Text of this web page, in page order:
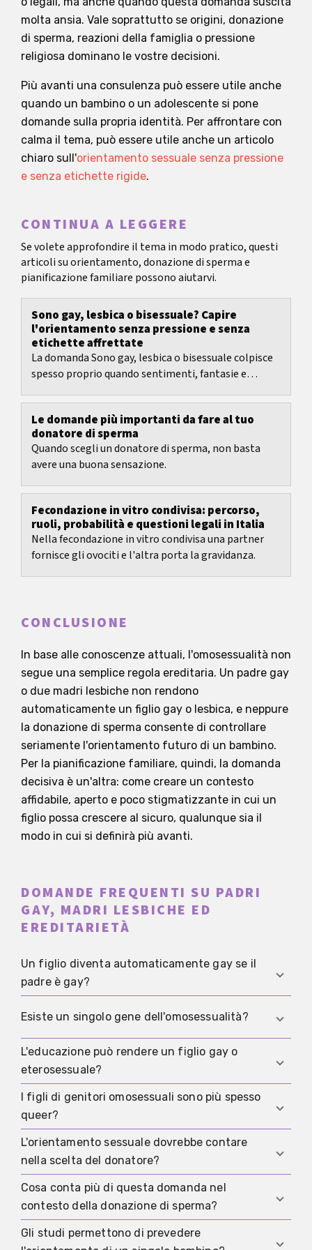
molta ansia. Vale soprattutto se origini, donazione
di sperma, reazioni della famiglia o pressione
religiosa dominano le vostre decisioni.
Più avanti una consulenza può essere utile anche
quando un bambino o un adolescente si pone
domande sulla propria identità. Per affrontare con
calma il tema, può essere utile anche un articolo
chiaro sull'orientamento sessuale senza pressione
e senza etichette rigide.
CONTINUA A LEGGERE
Se volete approfondire il tema in modo pratico, questi
articoli su orientamento, donazione di sperma e
pianificazione familiare possono aiutarvi.
Sono gay, lesbica o bisessuale? Capire
l'orientamento senza pressione e senza
etichette affrettate
La domanda Sono gay, lesbica o bisessuale colpisce
spesso proprio quando sentimenti, fantasie e
Le domande più importanti da fare al tuo
donatore di sperma
Quando scegli un donatore di sperma, non basta
avere una buona sensazione.
Fecondazione in vitro condivisa: percorso,
ruoli, probabilità e questioni legali in Italia
Nella fecondazione in vitro condivisa una partner
fornisce gli ovociti e l'altra porta la gravidanza.
CONCLUSIONE
In base alle conoscenze attuali, l'omosessualità non
segue una semplice regola ereditaria. Un padre gay
o due madri lesbiche non rendono
automaticamente un figlio gay o lesbica, e neppure
la donazione di sperma consente di controllare
seriamente l'orientamento futuro di un bambino.
Per la pianificazione familiare, quindi, la domanda
decisiva è un'altra: come creare un contesto
affidabile, aperto e poco stigmatizzante in cui un
figlio possa crescere al sicuro, qualunque sia il
modo in cui si definirà più avanti.
DOMANDE FREQUENTI SU PADRI
GAY, MADRI LESBICHE ED
EREDITARIETÀ
Un figlio diventa automaticamente gay se il
padre è gay?
No. L'orientamento sessuale di un genitore non è
di un figlio.
Esiste un singolo gene dell'omosessualità?
No. La ricerca descrive molti piccoli contributi
genetici, ma non un singolo gene che fissi
l'orientamento.
L'educazione può rendere un figlio gay o
eterosessuale?
Secondo le conoscenze attuali, no. I genitori
influenzano sicurezza relazionale, valori e modo
di affrontare la diversità, ma non l'orientamento
come se fosse un obiettivo da raggiungere.
I figli di genitori omosessuali sono più spesso
queer?
La ricerca disponibile non permette previsioni
affidabili per il singolo figlio. Alcuni studi
descrivono differenze in apertura, ruoli di genere
o autoidentificazione, ma per sviluppo e
benessere contano di più clima familiare,
supporto e gestione dello stigma.
L'orientamento sessuale dovrebbe contare
nella scelta del donatore?
Non esiste una base solida per collegarlo
all'orientamento futuro del bambino. Più
importanti sono dati sanitari, anamnesi familiare,
Cosa conta più di questa domanda nel
contesto della donazione di sperma?
Screening infettivologici, informazioni sanitarie
Gli studi permettono di prevedere